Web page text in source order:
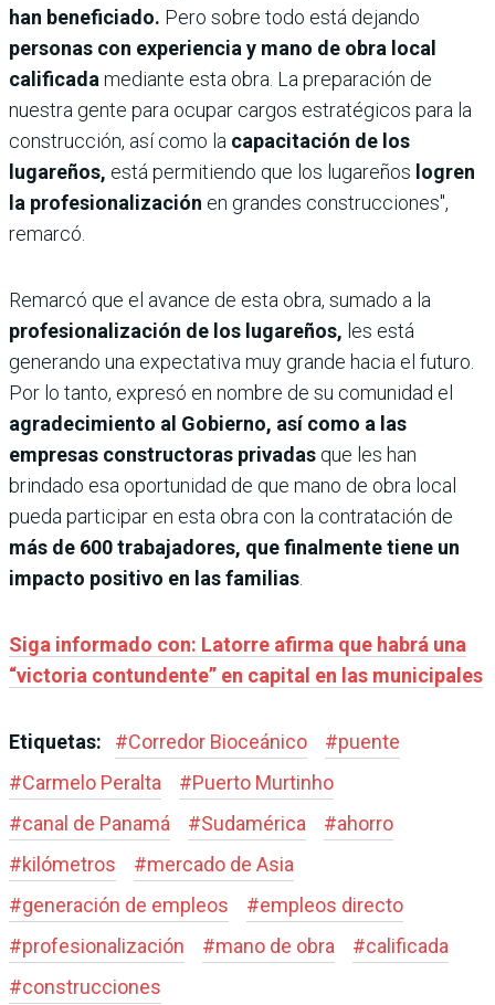
han beneficiado. Pero sobre todo está dejando
personas con experiencia y mano de obra local
calificadamediante esta obra. La preparación de
nuestra gente para ocupar cargos estratégicos para la
construcción, así como la capacitación de los
lugareños, está permitiendo que los lugareños logren
la profesionalización en grandes construcciones",
remarcó.
Remarcó que el avance de esta obra, sumado a la
profesionalización de los lugareños, les está
generando una expectativa muy grande hacia el futuro.
Por lo tanto, expresó en nombre de su comunidad el
agradecimiento al Gobierno, así como a las
empresas constructoras privadas que les han
brindado esa oportunidad de que mano de obra local
pueda participar en esta obra con la contratación de
más de 600 trabajadores, que finalmente tiene un
impacto positivo en las familias.
Siga informado con: Latorre afirma que habrá una
“victoria contundente” en capital en las municipales
Etiquetas: #Corredor Bioceánico #puente
#Carmelo Peralta #Puerto Murtinho
#canal de Panamá #Sudamérica #ahorro
#kilómetros #mercado de Asia
#generación de empleos #empleos directo
#profesionalización #mano de obra #calificada
#construcciones